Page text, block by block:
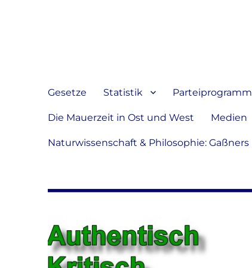
verbreiten
Gesetze Statistik
Die Mauerzeit in Ost und West Medien
Naturwissenschaft & Philosophie: Gaßners